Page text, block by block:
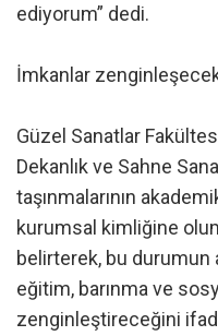
ediyorum” dedi.
İmkanlar
Güzel Sanatlar
Dekanlık ve Sahne
taşınmalarının
kurumsal kimliğine
belirterek, bu durumun
eğitim, barınma ve
zenginleştireceğini